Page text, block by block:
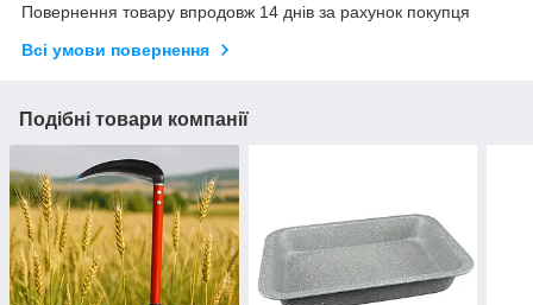
Повернення товару впродовж 14 днів за рахунок покупця
Всі умови повернення
Подібні товари компанії